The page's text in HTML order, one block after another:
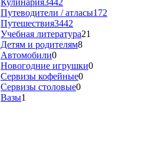
Кулинария3442
Путеводители / атласы172
Путешествия3442
Учебная литература21
Детям и родителям8
Автомобили0
Новогодние игрушки0
Сервизы кофейные0
Сервизы столовые0
Вазы1